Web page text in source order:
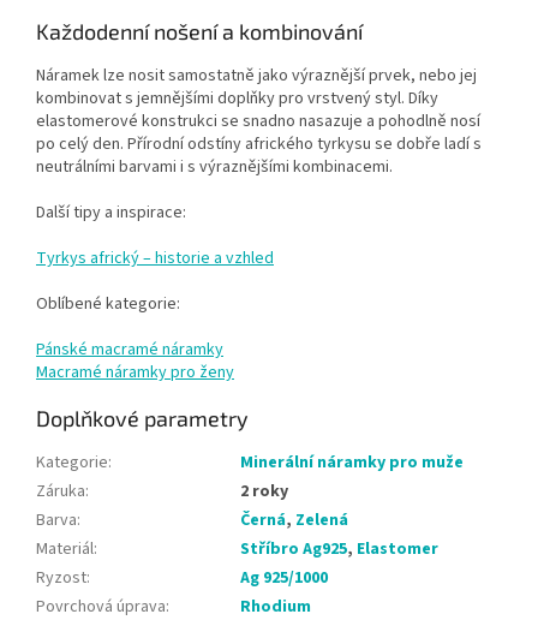
Každodenní nošení a kombinování
Náramek lze nosit samostatně jako výraznější prvek, nebo jej
kombinovat s jemnějšími doplňky pro vrstvený styl. Díky
elastomerové konstrukci se snadno nasazuje a pohodlně nosí
po celý den. Přírodní odstíny afrického tyrkysu se dobře ladí s
neutrálními barvami i s výraznějšími kombinacemi.
Další tipy a inspirace:
Tyrkys africký – historie a vzhled
Oblíbené kategorie:
Pánské macramé náramky
Macramé náramky pro ženy
Doplňkové parametry
Kategorie:
Minerální náramky pro muže
Záruka:
2 roky
Barva: Černá, Zelená
Materiál: Stříbro Ag925, Elastomer
Ryzost:
Ag 925/1000
Povrchová úprava:
Rhodium